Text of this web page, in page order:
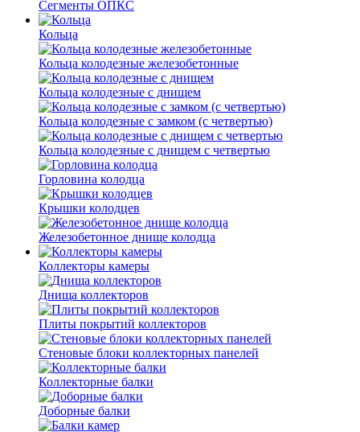
Сегменты ОПКС
Кольца
Кольца колодезные железобетонные
Кольца колодезные с днищем
Кольца колодезные с замком (с четвертью)
Кольца колодезные с днищем с четвертью
Горловина колодца
Крышки колодцев
Железобетонное днище колодца
Коллекторы камеры
Днища коллекторов
Плиты покрытий коллекторов
Стеновые блоки коллекторных панелей
Коллекторные балки
Доборные балки